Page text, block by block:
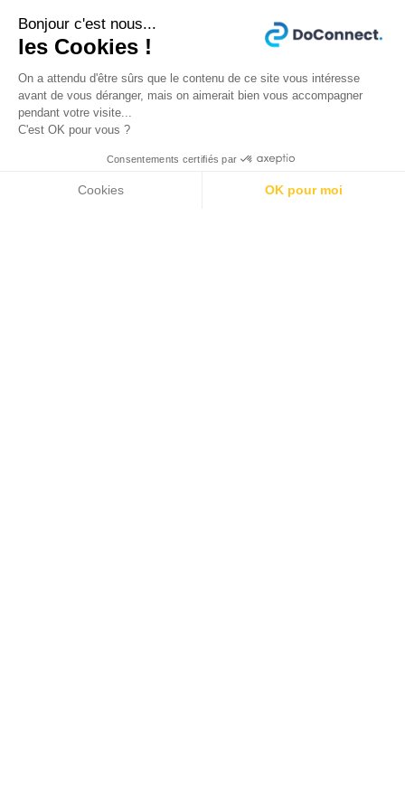
u
e
Bonjour c'est nous...
les Cookies !
On a attendu d'être sûrs que le contenu de ce site vous intéresse
avant de vous déranger, mais on aimerait bien vous accompagner
pendant votre visite...
C'est OK pour vous ?
Consentements certifiés par
Cookies
OK pour moi